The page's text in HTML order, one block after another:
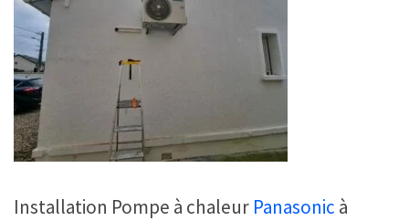
Installation Pompe à chaleur Panasonic à